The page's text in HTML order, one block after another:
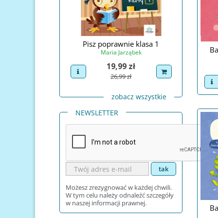
dodaj do koszyka
Pisz poprawnie klasa 2
Maria Jarząbek
view product
Cena
19,99 zł
Cena podstawowa
26,99 zł
dodaj do koszyka
Pisz
view
zobacz wszystkie
NEWSLETTER
Możesz zrezygnować w każdej chwili.
W tym celu należy odnaleźć szczegóły
w naszej informacji prawnej.